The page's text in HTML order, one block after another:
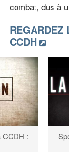
combat, dus à
REGARDEZ
CCDH
CCDH :